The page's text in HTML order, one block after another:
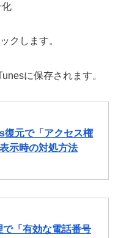
クします。
に保存されます。
元で「アクセス権
示時の対処方法
「有効な電話番号